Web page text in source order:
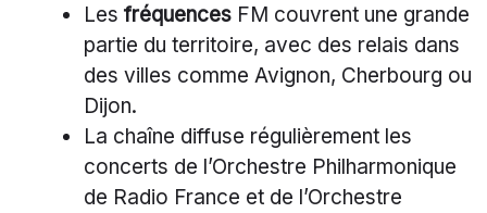
Les fréquences FM couvrent une grande
partie du territoire, avec des relais dans
des villes comme Avignon, Cherbourg ou
Dijon.
La chaîne diffuse régulièrement les
concerts de l’Orchestre Philharmonique
de Radio France et de l’Orchestre